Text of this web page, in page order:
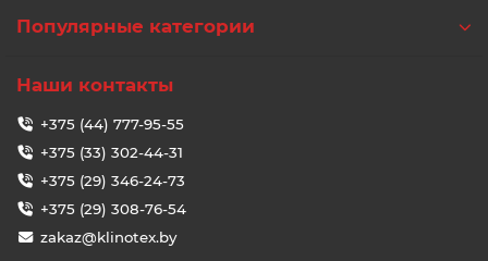
Популярные категории
Наши контакты
+375 (44) 777-95-55
+375 (33) 302-44-31
+375 (29) 346-24-73
+375 (29) 308-76-54
zakaz@klinotex.by